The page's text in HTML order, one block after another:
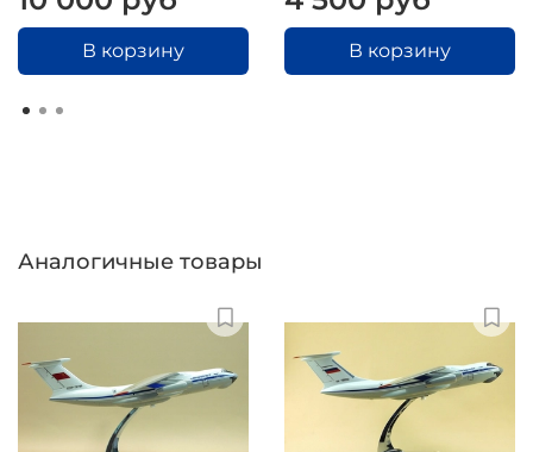
В корзину В корзину
Аналогичные товары